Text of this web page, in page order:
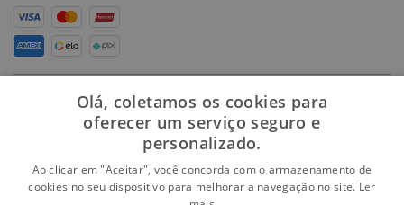
Olá, coletamos os cookies para
oferecer um serviço seguro e
personalizado.
Ao clicar em "Aceitar", você concorda com o armazenamento de
cookies no seu dispositivo para melhorar a navegação no site. Ler